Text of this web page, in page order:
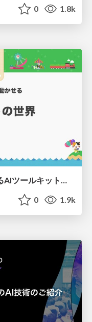
0 1.8k
機械学習の知識ゼロでも動かせるAIツールキットの世界
0 1.9k